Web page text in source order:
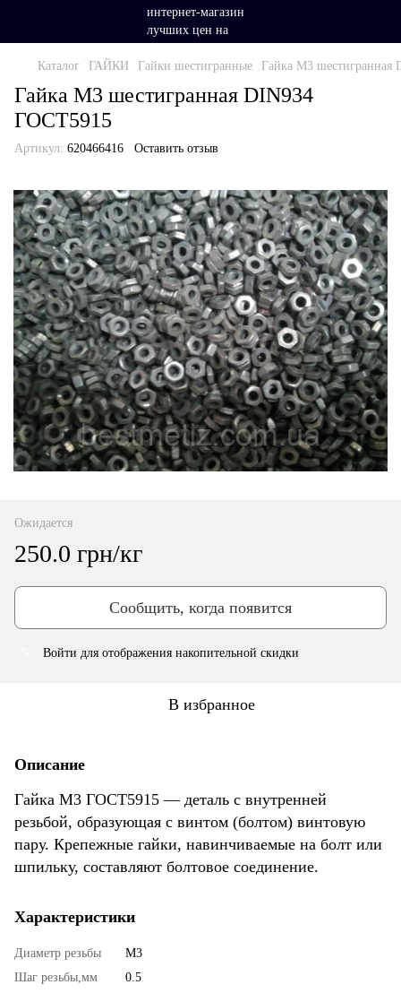
Каталог ГАЙКИ Гайки шестигранные Гайка М3 шестигранная
Гайка М3 шестигранная DIN934
ГОСТ5915
Артикул: 620466416 Оставить отзыв
Ожидается
250.0 грн/кг
Сообщить, когда появится
Войти для отображения накопительной скидки
В избранное
Описание
Гайка М3 ГОСТ5915 — деталь с внутренней
резьбой, образующая с винтом (болтом) винтовую
пару. Крепежные гайки, навинчиваемые на болт или
шпильку, составляют болтовое соединение.
Характеристики
Диаметр резьбы
М3
Шаг резьбы,мм
0.5